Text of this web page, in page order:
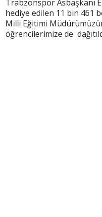
Trabzonspor Asbaşkanı
hediye edilen 11 bin 461
Milli Eğitimi
öğrencilerimize de